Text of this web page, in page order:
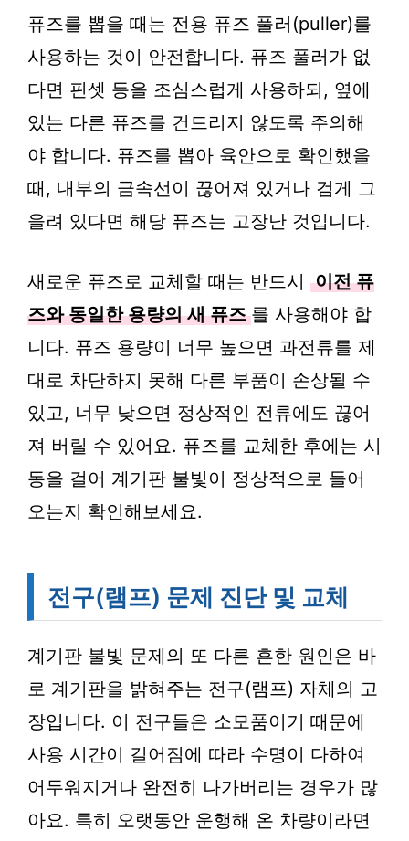
퓨즈를 뽑을 때는 전용 퓨즈 풀러(puller)를
사용하는 것이 안전합니다. 퓨즈 풀러가 없
다면 핀셋 등을 조심스럽게 사용하되, 옆에
있는 다른 퓨즈를 건드리지 않도록 주의해
야 합니다. 퓨즈를 뽑아 육안으로 확인했을
때, 내부의 금속선이 끊어져 있거나 검게 그
을려 있다면 해당 퓨즈는 고장난 것입니다.
새로운 퓨즈로 교체할 때는 반드시 이전 퓨
즈와 동일한 용량의 새 퓨즈 를 사용해야 합
니다. 퓨즈 용량이 너무 높으면 과전류를 제
대로 차단하지 못해 다른 부품이 손상될 수
있고, 너무 낮으면 정상적인 전류에도 끊어
져 버릴 수 있어요. 퓨즈를 교체한 후에는 시
동을 걸어 계기판 불빛이 정상적으로 들어
오는지 확인해보세요.
전구(램프) 문제 진단 및 교체
계기판 불빛 문제의 또 다른 흔한 원인은 바
로 계기판을 밝혀주는 전구(램프) 자체의 고
장입니다. 이 전구들은 소모품이기 때문에
사용 시간이 길어짐에 따라 수명이 다하여
어두워지거나 완전히 나가버리는 경우가 많
아요. 특히 오랫동안 운행해 온 차량이라면